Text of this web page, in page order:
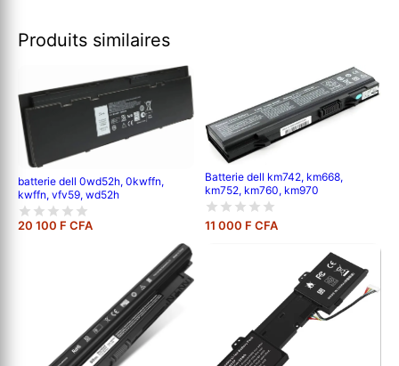
Produits similaires
batterie dell 0wd52h, 0kwffn,
kwffn, vfv59, wd52h
20 100 F CFA
Batterie dell km742, km668,
km752, km760, km970
11 000 F CFA